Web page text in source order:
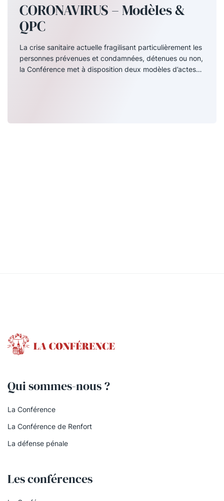
CORONAVIRUS – Modèles &
QPC
La crise sanitaire actuelle fragilisant particulièrement les
personnes prévenues et condamnées, détenues ou non,
la Conférence met à disposition deux modèles d’actes
Qui sommes-nous ?
La Conférence
La Conférence de Renfort
La défense pénale
Les conférences